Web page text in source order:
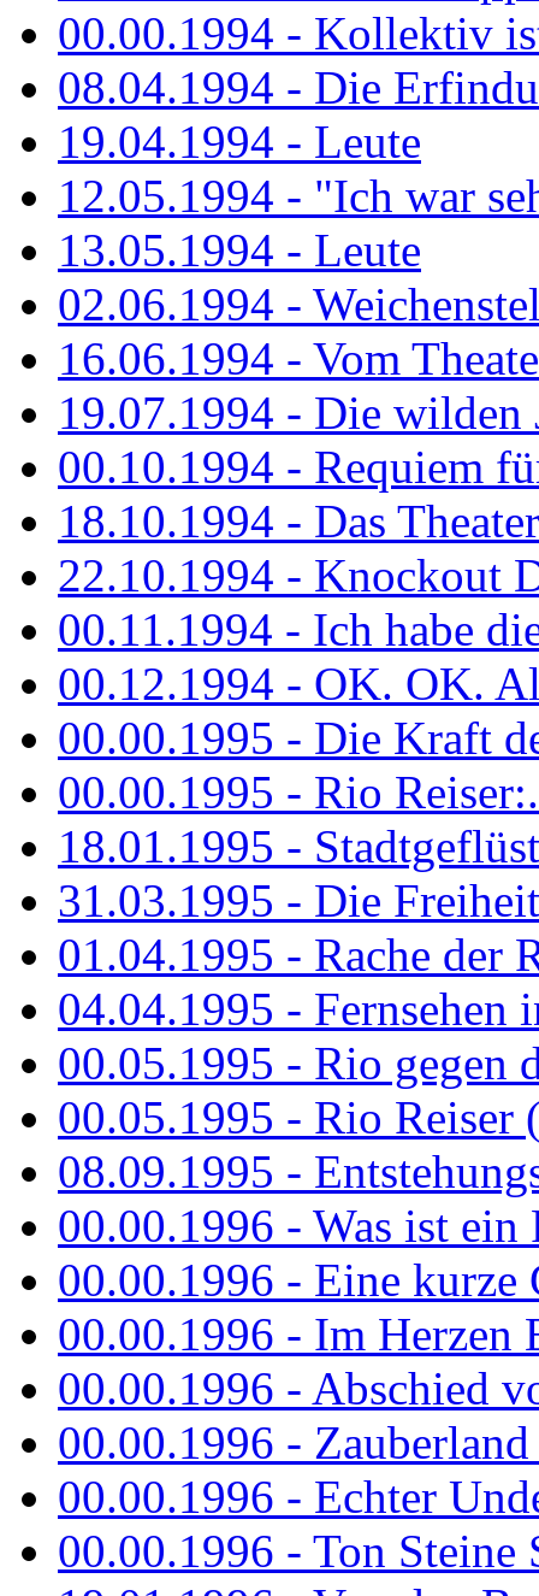
00.00.1994 - Kollektiv
08.04.1994 - Die
19.04.1994 - Leute
12.05.1994 - "Ich war
13.05.1994 - Leute
02.06.1994 -
16.06.1994 - Vom
19.07.1994 - Die wilden
00.10.1994 - Requiem
18.10.1994 - Das
22.10.1994 - Knockout
00.11.1994 - Ich habe
00.12.1994 - OK. OK.
00.00.1995 - Die Kraft
00.00.1995 - Rio
18.01.1995 -
31.03.1995 - Die
01.04.1995 - Rache der
04.04.1995 - Fernsehen
00.05.1995 - Rio gegen
00.05.1995 - Rio Reiser
08.09.1995 -
00.00.1996 - Was ist ein
00.00.1996 - Eine kurze
00.00.1996 - Im Herzen
00.00.1996 - Abschied
00.00.1996 -
00.00.1996 - Echter
00.00.1996 - Ton Steine